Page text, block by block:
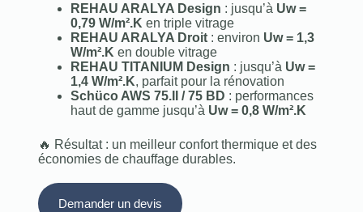
REHAU ARALYA Design : jusqu’à Uw =
0,79 W/m².K en triple vitrage
REHAU ARALYA Droit: environ Uw = 1,3
W/m².K en double vitrage
REHAU TITANIUM Design : jusqu’à Uw =
1,4 W/m².K, parfait pour la rénovation
Schüco AWS 75.II / 75 BD : performances
haut de gamme jusqu’à Uw = 0,8 W/m².K
🔥 Résultat : un meilleur confort thermique et des
économies de chauffage durables.
Demander un devis